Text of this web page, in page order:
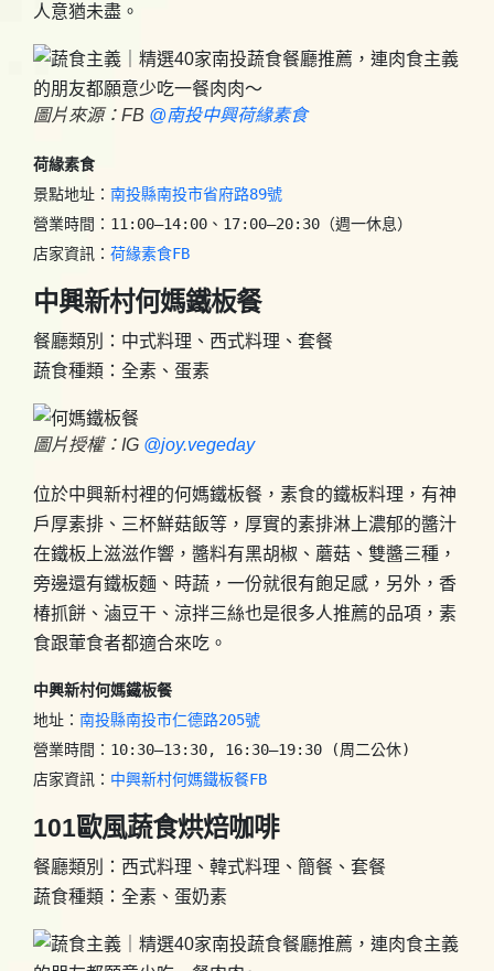
人意猶未盡。
圖片來源：FB @南投中興荷緣素食
荷緣素食
景點地址： 南投縣南投市省府路89號
營業時間：11:00–14:00、17:00–20:30（週一休息）
店家資訊： 荷緣素食FB
中興新村何媽鐵板餐
餐廳類別：中式料理、西式料理、套餐
蔬食種類：全素、蛋素
圖片授權：IG @joy.vegeday
位於中興新村裡的何媽鐵板餐，素食的鐵板料理，有神
戶厚素排、三杯鮮菇飯等，厚實的素排淋上濃郁的醬汁
在鐵板上滋滋作響，醬料有黑胡椒、蘑菇、雙醬三種，
旁邊還有鐵板麵、時蔬，一份就很有飽足感，另外，香
椿抓餅、滷豆干、涼拌三絲也是很多人推薦的品項，素
食跟葷食者都適合來吃。
中興新村何媽鐵板餐
地址： 南投縣南投市仁德路205號
營業時間：10:30–13:30, 16:30–19:30 (周二公休)
店家資訊： 中興新村何媽鐵板餐FB
101歐風蔬食烘焙咖啡
餐廳類別：西式料理、韓式料理、簡餐、套餐
蔬食種類：全素、蛋奶素